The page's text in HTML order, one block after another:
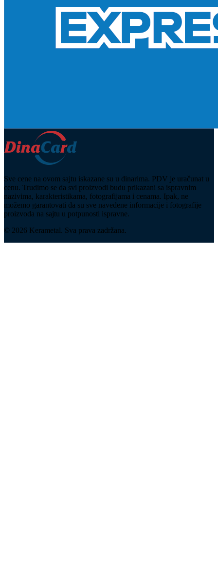
Sve cene na ovom sajtu iskazane su u dinarima. PDV je uračunat u
cenu. Trudimo se da svi proizvodi budu prikazani sa ispravnim
nazivima, karakteristikama, fotografijama i cenama. Ipak, ne
možemo garantovati da su sve navedene informacije i fotografije
proizvoda na sajtu u potpunosti ispravne.
© 2026 Kerametal. Sva prava zadržana.